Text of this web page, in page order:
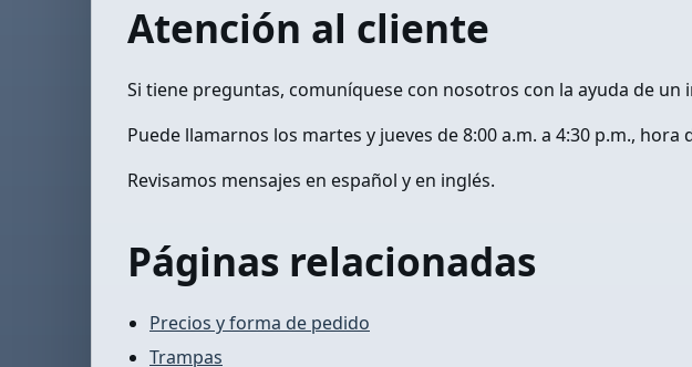
Atención al cliente
Si tiene preguntas, comuníquese con nosotros con la ayuda de un
Puede llamarnos los martes y jueves de 8:00 a.m. a 4:30 p.m.,
Revisamos mensajes en español y en inglés.
Páginas relacionadas
Precios y forma de pedido
Trampas